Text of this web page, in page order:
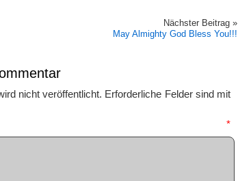
Nächster Beitrag »
May Almighty God Bless You!!!
nicht veröffentlicht. Erforderliche Felder sind mit
*